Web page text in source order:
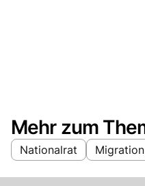
Mehr zum
Nationalrat Migration